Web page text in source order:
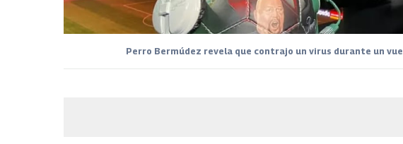
Perro Bermúdez revela que contrajo un virus durante un